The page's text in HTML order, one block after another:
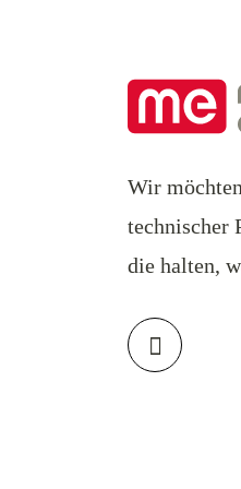
Wir
technischer
die halten,